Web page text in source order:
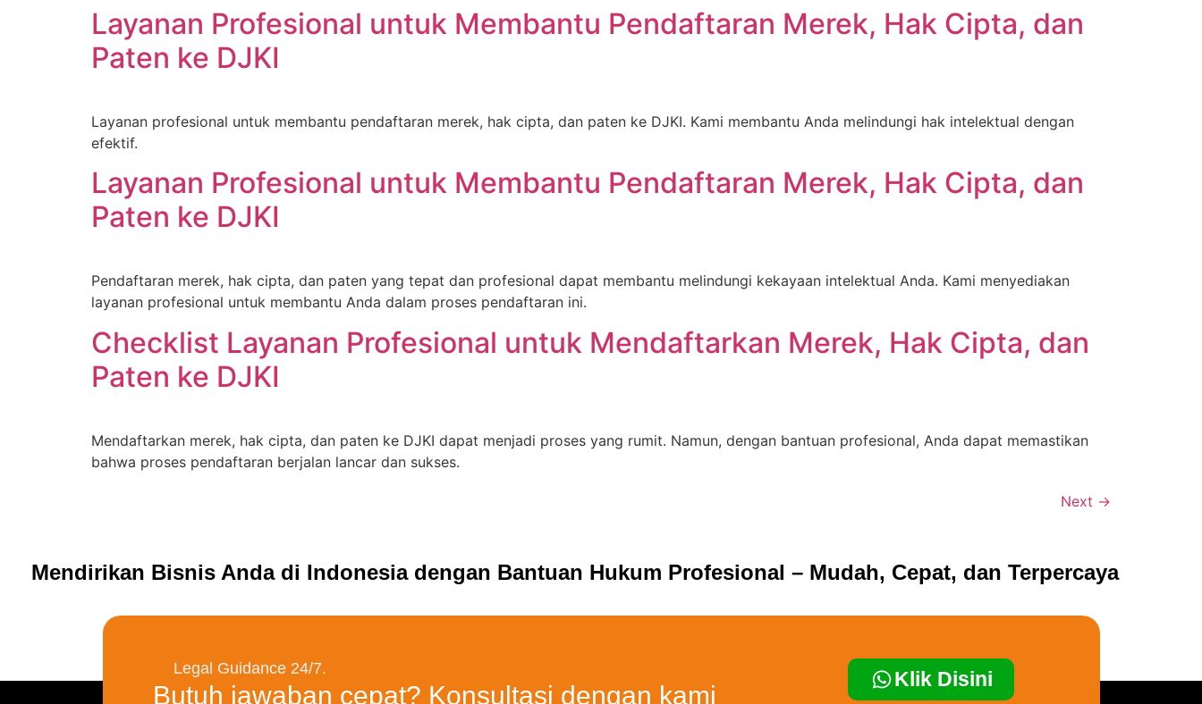
Layanan Profesional untuk Membantu Pendaftaran Merek, Hak Cipta, dan
Paten ke DJKI
Layanan profesional untuk membantu pendaftaran merek, hak cipta, dan paten ke DJKI. Kami membantu Anda melindungi hak intelektual dengan
efektif.
Layanan Profesional untuk Membantu Pendaftaran Merek, Hak Cipta, dan
Paten ke DJKI
Pendaftaran merek, hak cipta, dan paten yang tepat dan profesional dapat membantu melindungi kekayaan intelektual Anda. Kami menyediakan
layanan profesional untuk membantu Anda dalam proses pendaftaran ini.
Checklist Layanan Profesional untuk Mendaftarkan Merek, Hak Cipta, dan
Paten ke DJKI
Mendaftarkan merek, hak cipta, dan paten ke DJKI dapat menjadi proses yang rumit. Namun, dengan bantuan profesional, Anda dapat memastikan
bahwa proses pendaftaran berjalan lancar dan sukses.
Next →
Mendirikan Bisnis Anda di Indonesia dengan Bantuan Hukum Profesional – Mudah, Cepat, dan Terpercaya
Legal Guidance 24/7.
Butuh jawaban cepat? Konsultasi dengan kami
Klik Disini